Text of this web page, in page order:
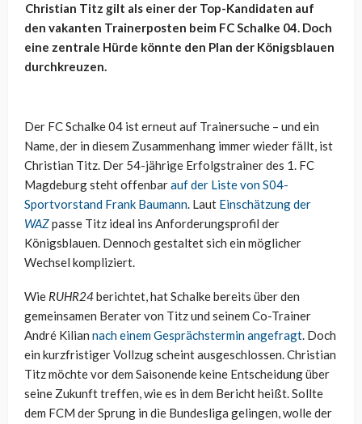
Christian Titz gilt als einer der Top-Kandidaten auf
den vakanten Trainerposten beim FC Schalke 04. Doch
eine zentrale Hürde könnte den Plan der Königsblauen
durchkreuzen.
Der FC Schalke 04 ist erneut auf Trainersuche – und ein
Name, der in diesem Zusammenhang immer wieder fällt, ist
Christian Titz. Der 54-jährige Erfolgstrainer des 1. FC
Magdeburg steht offenbarauf der Liste von S04-
Sportvorstand Frank Baumann. Laut Einschätzung der
WAZpasse Titz ideal ins Anforderungsprofil der
Königsblauen. Dennoch gestaltet sich ein möglicher
Wechsel kompliziert.
Wie RUHR24berichtet, hat Schalke bereits über den
gemeinsamen Berater von Titz und seinem Co-Trainer
André Kilian nach einem Gesprächstermin angefragt. Doch
ein kurzfristiger Vollzug scheint ausgeschlossen. Christian
Titz möchte vor dem Saisonende keine Entscheidung über
seine Zukunft treffen, wie es in dem Bericht heißt. Sollte
dem FCM der Sprung in die Bundesliga gelingen, wolle der